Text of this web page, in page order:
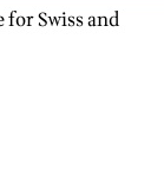
Swiss and